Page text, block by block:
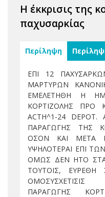
Η έκκρισις της
παχυσαρκίας
Περίληψη
ΕΠΙ 12
ΜΑΡΤΥΡΩΝ
ΕΜΕΛΕΤΗΘΗ Η
ΚΟΡΤΙΖΟΛΗΣ ΠΡΟ
ACTH^1-24
ΠΑΡΑΓΩΓΗΣ ΤΗΣ
ΟΣΟΝ ΚΑΙ ΜΕΤΑ
ΥΨΗΛΟΤΕΡΑΙ ΕΠΙ
ΟΜΩΣ ΔΕΝ ΗΤΟ
ΤΟΥΤΟΙΣ, ΕΥΡΕΘΗ
ΠΑΡΑΓΩΓΗΣ